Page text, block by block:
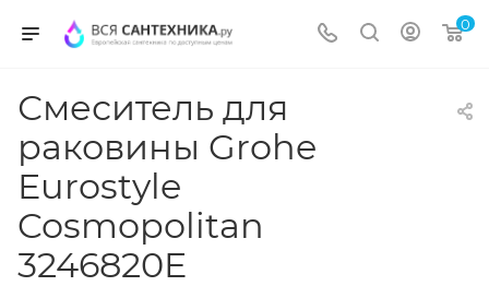
0
Смеситель для
раковины Grohe
Eurostyle
Cosmopolitan
3246820E